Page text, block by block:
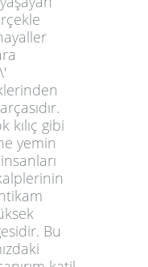
kılıç gibi
yemin
Bu